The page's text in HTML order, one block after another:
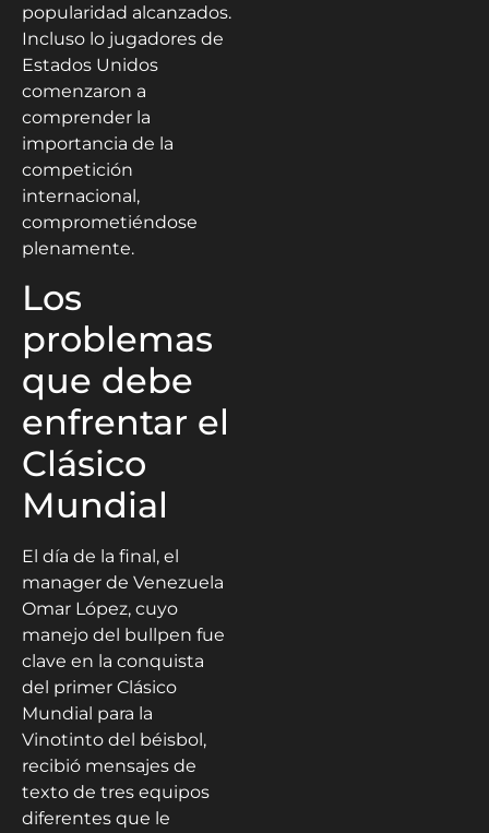
popularidad alcanzados.
Incluso lo jugadores de
Estados Unidos
comenzaron a
comprender la
importancia de la
competición
internacional,
comprometiéndose
plenamente.
Los
problemas
que debe
enfrentar el
Clásico
Mundial
El día de la final, el
manager de Venezuela
Omar López, cuyo
manejo del bullpen fue
clave en la conquista
del primer Clásico
Mundial para la
Vinotinto del béisbol,
recibió mensajes de
texto de tres equipos
diferentes que le